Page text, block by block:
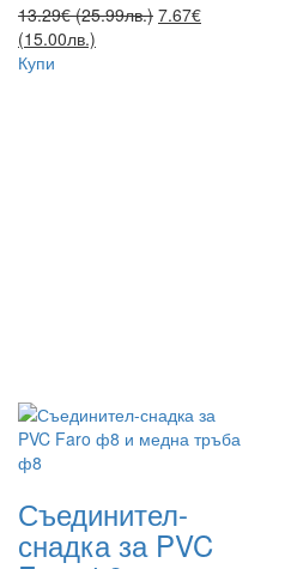
13.29€ (25.99лв.) 7.67€
(15.00лв.)
Купи
Съединител-
снадка за PVC